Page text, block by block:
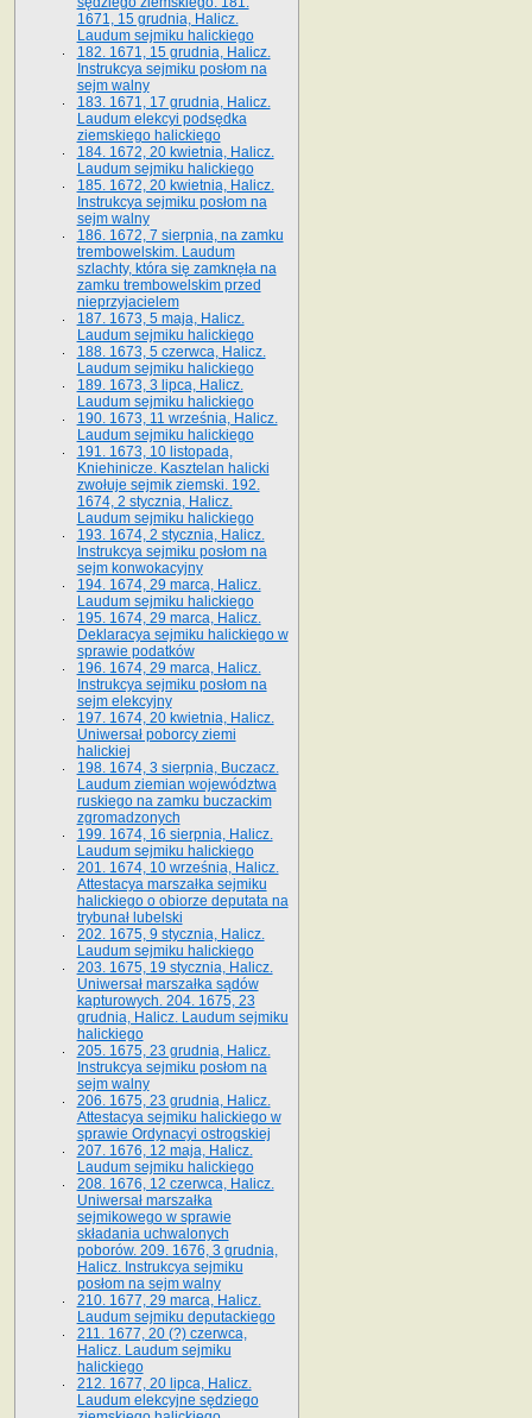
1671, 15 grudnia, Halicz.
Laudum sejmiku halickiego
182. 1671, 15 grudnia, Halicz.
Instrukcya sejmiku posłom na
sejm walny
183. 1671, 17 grudnia, Halicz.
Laudum elekcyi podsędka
ziemskiego halickiego
184. 1672, 20 kwietnia, Halicz.
Laudum sejmiku halickiego
185. 1672, 20 kwietnia, Halicz.
Instrukcya sejmiku posłom na
sejm walny
186. 1672, 7 sierpnia, na zamku
trembowelskim. Laudum
szlachty, która się zamknęła na
zamku trembowelskim przed
nieprzyjacielem
187. 1673, 5 maja, Halicz.
Laudum sejmiku halickiego
188. 1673, 5 czerwca, Halicz.
Laudum sejmiku halickiego
189. 1673, 3 lipca, Halicz.
Laudum sejmiku halickiego
190. 1673, 11 września, Halicz.
Laudum sejmiku halickiego
191. 1673, 10 listopada,
Kniehinicze. Kasztelan halicki
zwołuje sejmik ziemski. 192.
1674, 2 stycznia, Halicz.
Laudum sejmiku halickiego
193. 1674, 2 stycznia, Halicz.
Instrukcya sejmiku posłom na
sejm konwokacyjny
194. 1674, 29 marca, Halicz.
Laudum sejmiku halickiego
195. 1674, 29 marca, Halicz.
Deklaracya sejmiku halickiego w
sprawie podatków
196. 1674, 29 marca, Halicz.
Instrukcya sejmiku posłom na
sejm elekcyjny
197. 1674, 20 kwietnia, Halicz.
Uniwersał poborcy ziemi
halickiej
198. 1674, 3 sierpnia, Buczacz.
Laudum ziemian województwa
ruskiego na zamku buczackim
zgromadzonych
199. 1674, 16 sierpnia, Halicz.
Laudum sejmiku halickiego
201. 1674, 10 września, Halicz.
Attestacya marszałka sejmiku
halickiego o obiorze deputata na
trybunał lubelski
202. 1675, 9 stycznia, Halicz.
Laudum sejmiku halickiego
203. 1675, 19 stycznia, Halicz.
Uniwersał marszałka sądów
kapturowych. 204. 1675, 23
grudnia, Halicz. Laudum sejmiku
halickiego
205. 1675, 23 grudnia, Halicz.
Instrukcya sejmiku posłom na
sejm walny
206. 1675, 23 grudnia, Halicz.
Attestacya sejmiku halickiego w
sprawie Ordynacyi ostrogskiej
207. 1676, 12 maja, Halicz.
Laudum sejmiku halickiego
208. 1676, 12 czerwca, Halicz.
Uniwersał marszałka
sejmikowego w sprawie
składania uchwalonych
poborów. 209. 1676, 3 grudnia,
Halicz. Instrukcya sejmiku
posłom na sejm walny
210. 1677, 29 marca, Halicz.
Laudum sejmiku deputackiego
211. 1677, 20 (?) czerwca,
Halicz. Laudum sejmiku
halickiego
212. 1677, 20 lipca, Halicz.
Laudum elekcyjne sędziego